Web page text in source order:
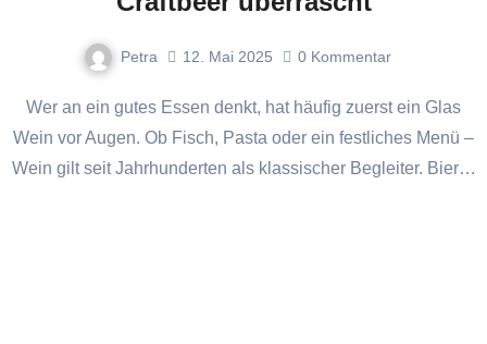
Petra 12. Mai 2025 0 Kommentar
Wer an ein gutes Essen denkt, hat häufig zuerst ein Glas
Wein vor Augen. Ob Fisch, Pasta oder ein festliches Menü –
Wein gilt seit Jahrhunderten als klassischer Begleiter. Bier…